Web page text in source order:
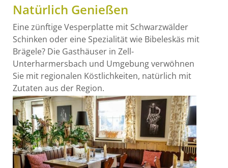
Natürlich Genießen
Eine zünftige Vesperplatte mit Schwarzwälder
Schinken oder eine Spezialität wie Bibeleskäs mit
Brägele? Die Gasthäuser in Zell-
Unterharmersbach und Umgebung verwöhnen
Sie mit regionalen Köstlichkeiten, natürlich mit
Zutaten aus der Region.